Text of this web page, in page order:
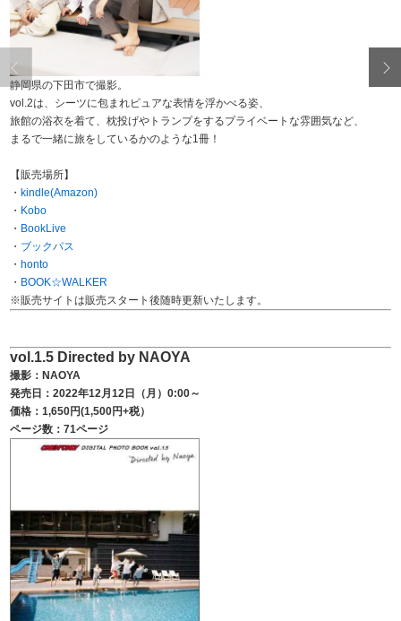
静岡県の下田市で撮影。
vol.2は、シーツに包まれピュアな表情を浮かべる姿、
旅館の浴衣を着て、枕投げやトランプをするプライベートな雰囲気など、
まるで一緒に旅をしているかのような1冊！
【販売場所】
・ kindle(Amazon)
・ Kobo
・ BookLive
・ ブックパス
・ honto
・ BOOK☆WALKER
※販売サイトは販売スタート後随時更新いたします。
vol.1.5 Directed by NAOYA
撮影：NAOYA
発売日：2022年12月12日（月）0:00～
価格：1,650円(1,500円+税）
ページ数：71ページ